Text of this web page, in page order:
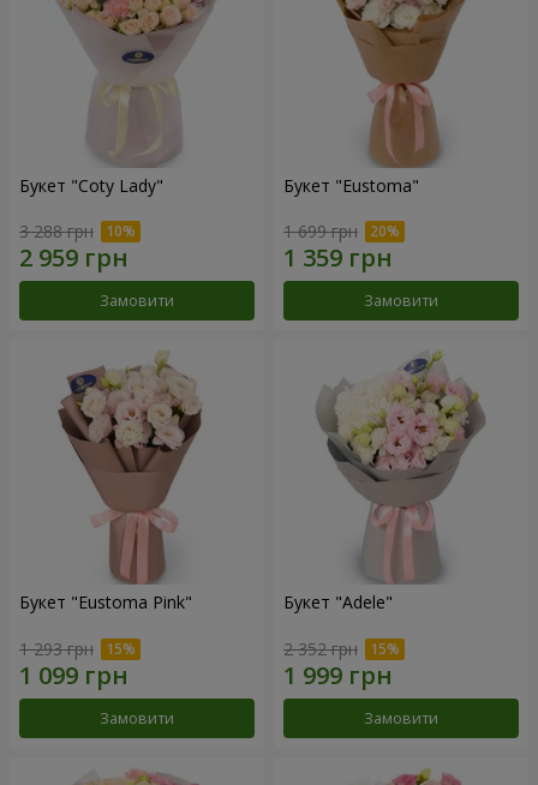
Букет "Coty Lady"
3 288 грн
Замовити
Букет "Eustoma"
1 699 грн
Замовити
Букет "Eustoma Pink"
1 293 грн
Замовити
Букет "Adele"
2 352 грн
Замовити